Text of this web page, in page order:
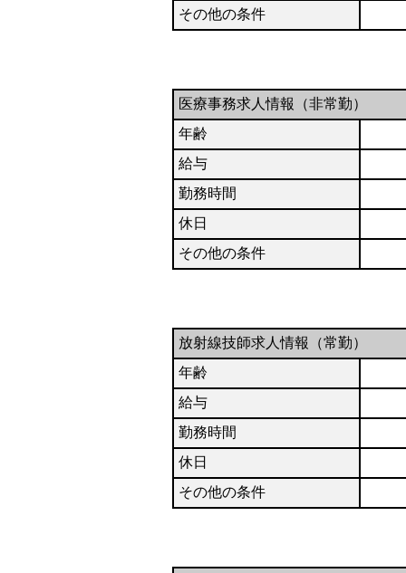
その他の条件
医療事務求人情報（非常勤）
年齢
給与
勤務時間
休日
その他の条件
放射線技師求人情報（常勤）
年齢
給与
勤務時間
休日
その他の条件